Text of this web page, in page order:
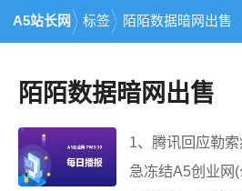
A5站长网 标签 陌陌数据暗网出售
陌陌数据暗网出售
1、腾讯回应勒
急冻结A5创业网